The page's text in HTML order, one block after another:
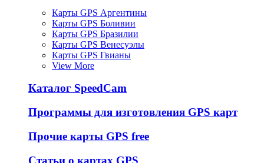
Карты GPS Аргентины
Карты GPS Боливии
Карты GPS Бразилии
Карты GPS Венесуэлы
Карты GPS Гвианы
View More
Каталог SpeedCam
Программы для изготовления GPS карт
Прочие карты GPS free
Статьи о картах GPS